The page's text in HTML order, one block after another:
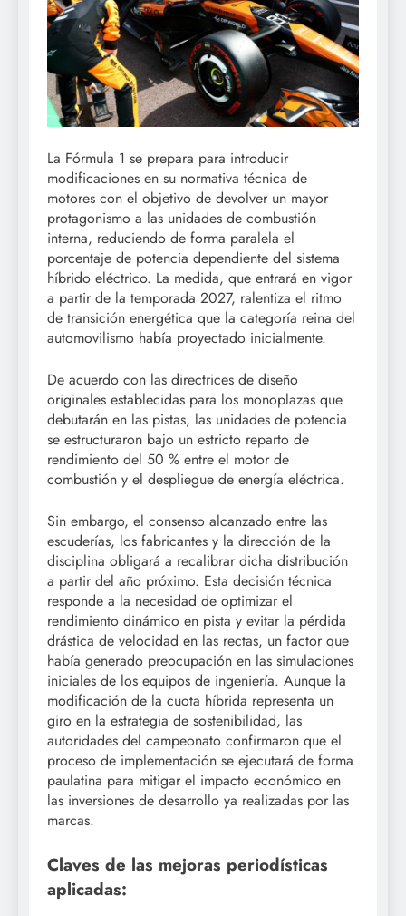
La Fórmula 1 se prepara para introducir
modificaciones en su normativa técnica de
motores con el objetivo de devolver un mayor
protagonismo a las unidades de combustión
interna, reduciendo de forma paralela el
porcentaje de potencia dependiente del sistema
híbrido eléctrico. La medida, que entrará en vigor
a partir de la temporada 2027, ralentiza el ritmo
de transición energética que la categoría reina del
automovilismo había proyectado inicialmente.
De acuerdo con las directrices de diseño
originales establecidas para los monoplazas que
debutarán en las pistas, las unidades de potencia
se estructuraron bajo un estricto reparto de
rendimiento del 50 % entre el motor de
combustión y el despliegue de energía eléctrica.
Sin embargo, el consenso alcanzado entre las
escuderías, los fabricantes y la dirección de la
disciplina obligará a recalibrar dicha distribución
a partir del año próximo. Esta decisión técnica
responde a la necesidad de optimizar el
rendimiento dinámico en pista y evitar la pérdida
drástica de velocidad en las rectas, un factor que
había generado preocupación en las simulaciones
iniciales de los equipos de ingeniería. Aunque la
modificación de la cuota híbrida representa un
giro en la estrategia de sostenibilidad, las
autoridades del campeonato confirmaron que el
proceso de implementación se ejecutará de forma
paulatina para mitigar el impacto económico en
las inversiones de desarrollo ya realizadas por las
marcas.
Claves de las mejoras periodísticas
aplicadas: